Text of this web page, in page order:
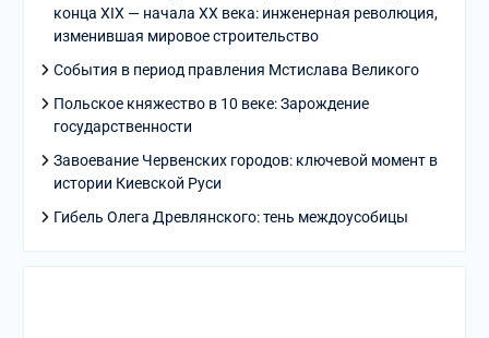
конца XIX — начала XX века: инженерная революция,
изменившая мировое строительство
События в период правления Мстислава Великого
Польское княжество в 10 веке: Зарождение
государственности
Завоевание Червенских городов: ключевой момент в
истории Киевской Руси
Гибель Олега Древлянского: тень междоусобицы